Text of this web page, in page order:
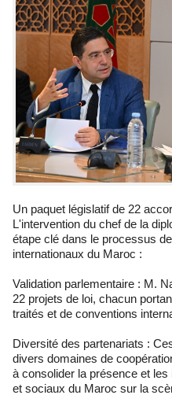
Un paquet législatif de 22
L'intervention du chef de la
étape clé dans le processus
internationaux du Maroc :
Validation parlementaire : M.
22 projets de loi, chacun
traités et de conventions
Diversité des partenariats :
divers domaines de
à consolider la présence et
et sociaux du Maroc sur la